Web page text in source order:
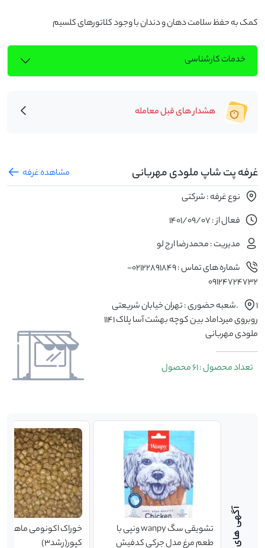
کمک به حفظ سلامت دهان و دندان با وجود کلاتورهای کلسیم
خدمات کارشناسی
هشدار های قبل معامله
غرفه پت شاپ ملودی مهربانی
مشاهده غرفه
نوع غرفه : شرکتی
فعال از : 1401/09/07
مدیریت : محمدرضا ارج لو
شماره های تماس : 02122891849-
09124724732
۱.شعبه حضوری : تهران خیابان شریعتی
روبروی میرداماد بین کوچه بهشت آسا پلاک ۱۱۴۱
ملودی مهربانی
تعداد محصول : 61 محصول
تشویقی سگ wanpy ونپی با
طعم مرغ مدل جرکی کدفیش
خوراک اکونومی ماهی
کپور(رشد3)